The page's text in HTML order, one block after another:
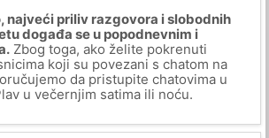
najveći priliv razgovora i slobodnih
događa se u popodnevnim i
Zbog toga, ako želite pokrenuti
koji su povezani s chatom na
da pristupite chatovima u
u večernjim satima ili noću.